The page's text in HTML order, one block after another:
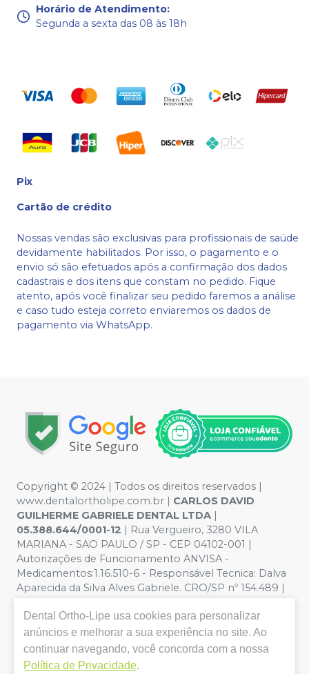
Horário de Atendimento:
Segunda a sexta das 08 às 18h
Pix
Cartão de crédito
Nossas vendas são exclusivas para profissionais de saúde
devidamente habilitados. Por isso, o pagamento e o
envio só são efetuados após a confirmação dos dados
cadastrais e dos itens que constam no pedido. Fique
atento, após você finalizar seu pedido faremos a análise
e caso tudo esteja correto enviaremos os dados de
pagamento via WhatsApp.
Copyright © 2024 | Todos os direitos reservados |
www.dentalortholipe.com.br | CARLOS DAVID
GUILHERME GABRIELE DENTAL LTDA |
05.388.644/0001-12 | Rua Vergueiro, 3280 VILA
MARIANA - SAO PAULO / SP - CEP 04102-001 |
Autorizações de Funcionamento ANVISA -
Medicamentos:1.16.510-6 - Responsável Tecnica: Dalva
Aparecida da Silva Alves Gabriele. CRO/SP nº 154.489 |
ilustrativas - Os preços e condições da loja virtual estão
sujeitos a alterações. Em caso de divergência de preços
no site, o valor válido é o do Carrinho de Compra. Não
vendemos por atacado, por isso nos reservamos o
Dental Ortho-Lipe usa cookies para personalizar
anúncios e melhorar a sua experiência no site. Ao
continuar navegando, você concorda com a nossa
Política de Privacidade.